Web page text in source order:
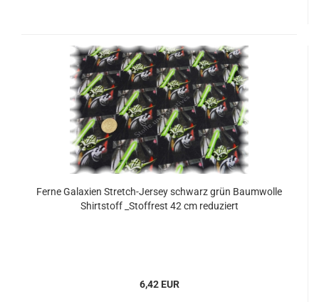
Ferne Galaxien Stretch-Jersey schwarz grün Baumwolle
Shirtstoff _Stoffrest 42 cm reduziert
6,42 EUR